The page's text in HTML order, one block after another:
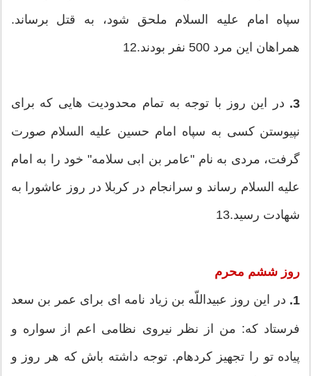
سپاه امام علیه‏ السلام ملحق شود، به قتل برساند.
همراهان این مرد 500 نفر بودند.12
3. در این روز با توجه به تمام محدودیت هایی كه برای
نپیوستن كسی به سپاه امام حسین علیه ‏السلام صورت
گرفت، مردی به نام "عامر بن ابی سلامه" خود را به امام
علیه ‏السلام رساند و سرانجام در كربلا در روز عاشورا به
شهادت رسید.13
روز ششم محرم
1. در این روز عبیداللّه‏ بن زیاد نامه ‏ای برای عمر بن سعد
فرستاد كه: من از نظر نیروی نظامی اعم از سواره و
پیاده تو را تجهیز كرده‏ام. توجه داشته باش كه هر روز و